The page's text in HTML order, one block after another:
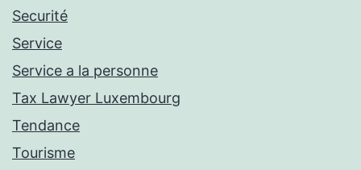
Securité
Service
Service a la personne
Tax Lawyer Luxembourg
Tendance
Tourisme